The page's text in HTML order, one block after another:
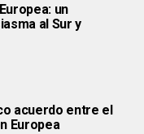
un
al Sur y
acuerdo entre el
Europea